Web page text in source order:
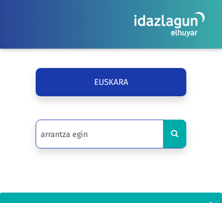
EUSKARA